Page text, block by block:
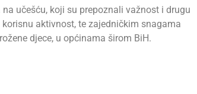
učešću, koji su prepoznali važnost i drugu
aktivnost, te zajedničkim snagama
djece, u općinama širom BiH.